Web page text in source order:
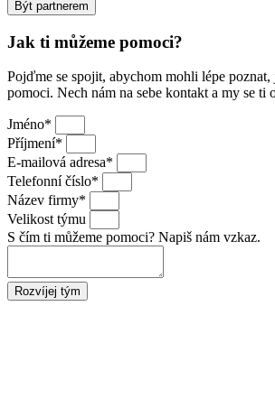
Být partnerem
Jak ti můžeme pomoci?
Pojďme se spojit, abychom mohli lépe poznat,
pomoci. Nech nám na sebe kontakt a my se ti
Jméno*
Příjmení*
E-mailová adresa*
Telefonní číslo*
Název firmy*
Velikost týmu
S čím ti můžeme pomoci? Napiš nám vzkaz.
Rozvíjej tým